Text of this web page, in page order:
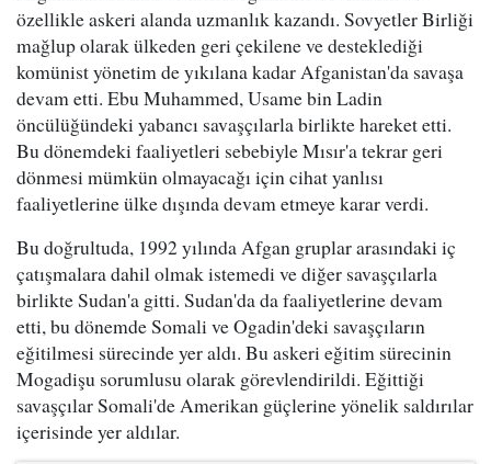
özellikle askeri alanda uzmanlık kazandı. Sovyetler Birliği
mağlup olarak ülkeden geri çekilene ve desteklediği
komünist yönetim de yıkılana kadar Afganistan'da savaşa
devam etti. Ebu Muhammed, Usame bin Ladin
öncülüğündeki yabancı savaşçılarla birlikte hareket etti.
Bu dönemdeki faaliyetleri sebebiyle Mısır'a tekrar geri
dönmesi mümkün olmayacağı için cihat yanlısı
faaliyetlerine ülke dışında devam etmeye karar verdi.
Bu doğrultuda, 1992 yılında Afgan gruplar arasındaki iç
çatışmalara dahil olmak istemedi ve diğer savaşçılarla
birlikte Sudan'a gitti. Sudan'da da faaliyetlerine devam
etti, bu dönemde Somali ve Ogadin'deki savaşçıların
eğitilmesi sürecinde yer aldı. Bu askeri eğitim sürecinin
Mogadişu sorumlusu olarak görevlendirildi. Eğittiği
savaşçılar Somali'de Amerikan güçlerine yönelik saldırılar
içerisinde yer aldılar.